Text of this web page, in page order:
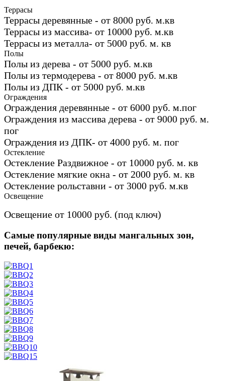
Террасы
Террасы деревянные - от 8000 руб. м.кв
Террасы из массива- от 10000 руб. м.кв
Террасы из металла- от 5000 руб. м. кв
Полы
Полы из дерева - от 5000 руб. м.кв
Полы из термодерева - от 8000 руб. м.кв
Полы из ДПК - от 5000 руб. м.кв
Ограждения
Ограждения деревянные - от 6000 руб. м.пог
Ограждения из массива дерева - от 9000 руб. м.
пог
Ограждения из ДПК- от 4000 руб. м. пог
Остекление
Остекление Раздвижное - от 10000 руб. м. кв
Остекление мягкие окна - от 2000 руб. м. кв
Остекление рольставни - от 3000 руб. м.кв
Освещение
Освещение от 10000 руб. (под ключ)
Самые популярные виды мангальных зон,
печей, барбекю: